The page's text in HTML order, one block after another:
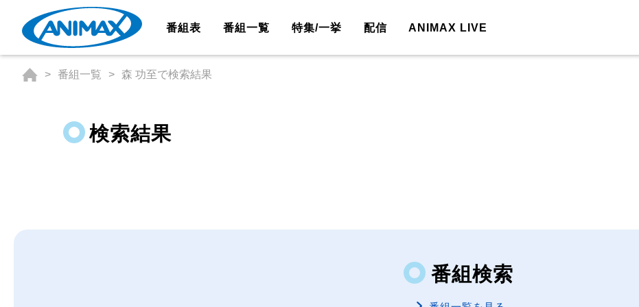
番組表 番組一覧 特集/一挙 配信 ANIMAX LIVE
番組一覧 森 功至で検索結果
検索結果
番組検索